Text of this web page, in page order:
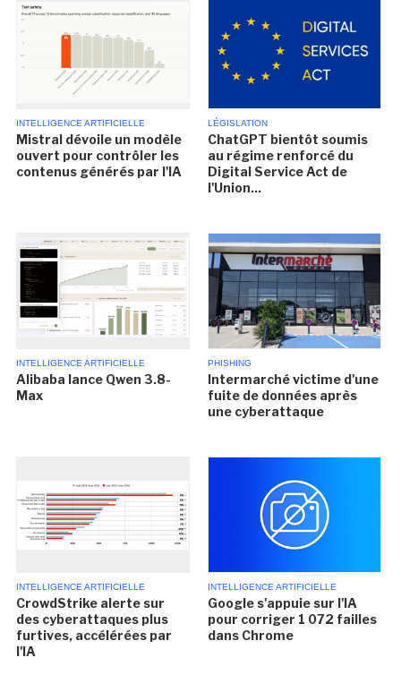
INTELLIGENCE ARTIFICIELLE
Mistral dévoile un modèle
ouvert pour contrôler les
contenus générés par l'IA
LÉGISLATION
ChatGPT bientôt soumis
au régime renforcé du
Digital Service Act de
l'Union...
INTELLIGENCE ARTIFICIELLE
Alibaba lance Qwen 3.8-
Max
PHISHING
Intermarché victime d'une
fuite de données après
une cyberattaque
INTELLIGENCE ARTIFICIELLE
CrowdStrike alerte sur
des cyberattaques plus
furtives, accélérées par
l'IA
INTELLIGENCE ARTIFICIELLE
Google s'appuie sur l'IA
pour corriger 1 072 failles
dans Chrome